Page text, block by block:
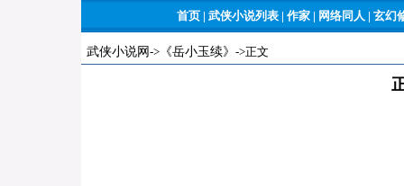
首页 | 武侠小说列表 | 作家 | 网络同人 | 玄幻
武侠小说网 -> 《岳小玉续》 ->正文